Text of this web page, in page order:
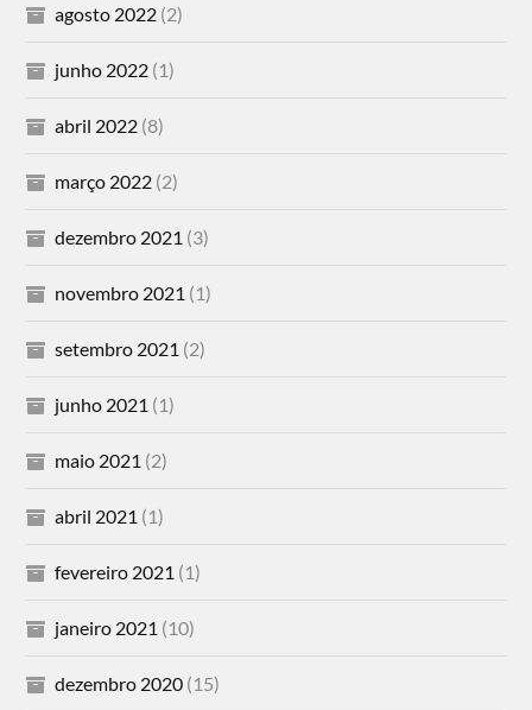
agosto 2022 (2)
junho 2022 (1)
abril 2022 (8)
março 2022 (2)
dezembro 2021 (3)
novembro 2021 (1)
setembro 2021 (2)
junho 2021 (1)
maio 2021 (2)
abril 2021 (1)
fevereiro 2021 (1)
janeiro 2021 (10)
dezembro 2020 (15)